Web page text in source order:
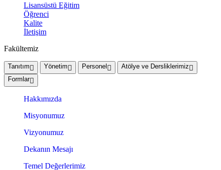
Lisansüstü Eğitim
Öğrenci
Kalite
İletişim
Fakültemiz
Tanıtım Yönetim Personel
Atölye ve Dersliklerimiz
Formlar
Hakkımızda
Misyonumuz
Vizyonumuz
Dekanın Mesajı
Temel Değerlerimiz